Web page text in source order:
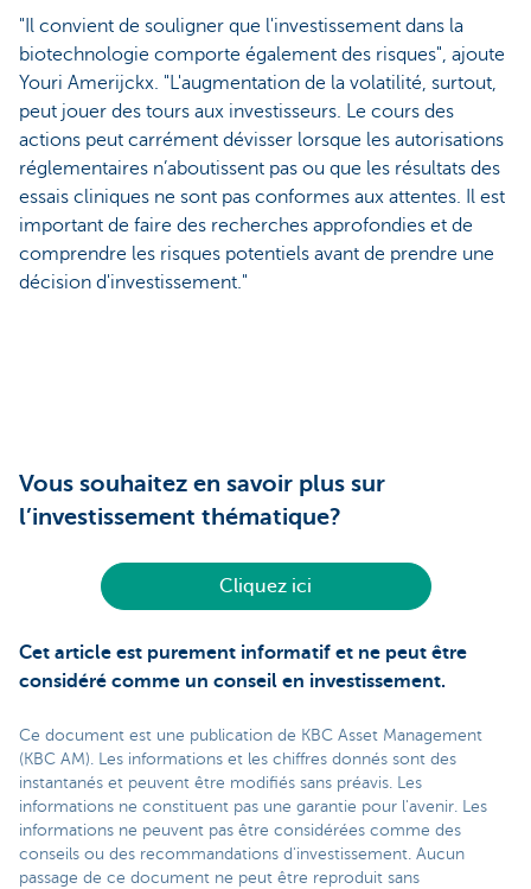
"Il convient de souligner que l'investissement dans la
biotechnologie comporte également des risques", ajoute
Youri Amerijckx. "L'augmentation de la volatilité, surtout,
peut jouer des tours aux investisseurs. Le cours des
actions peut carrément dévisser lorsque les autorisations
réglementaires n’aboutissent pas ou que les résultats des
essais cliniques ne sont pas conformes aux attentes. Il est
important de faire des recherches approfondies et de
comprendre les risques potentiels avant de prendre une
décision d'investissement."
Vous souhaitez en savoir plus sur
l’investissement thématique?
Cliquez ici
Cet article est purement informatif et ne peut être
considéré comme un conseil en investissement.
Ce document est une publication de KBC Asset Management
(KBC AM). Les informations et les chiffres donnés sont des
instantanés et peuvent être modifiés sans préavis. Les
informations ne constituent pas une garantie pour l'avenir. Les
informations ne peuvent pas être considérées comme des
conseils ou des recommandations d'investissement. Aucun
passage de ce document ne peut être reproduit sans